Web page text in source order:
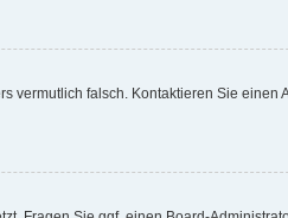
vermutlich falsch. Kontaktieren Sie einen